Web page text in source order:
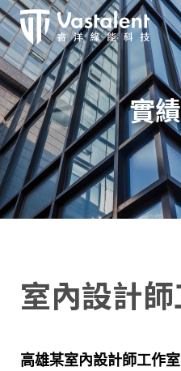
實
室內設計
高雄某室內設計師工作